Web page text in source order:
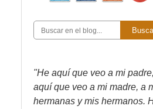
"He aquí que veo a mi
aquí que veo a mi madre, a
hermanas y mis hermanos.